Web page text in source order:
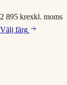
2 895 krexkl. moms
Välj färg